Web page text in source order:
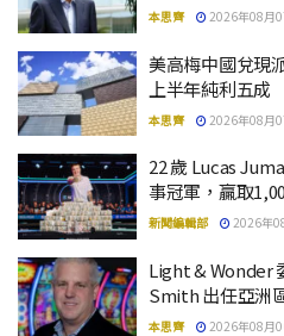
本思齊 2026年08月
美高梅中國兌現
上半年純利五成
本思齊 2026年08月
22 歲 Lucas
事冠軍，贏取
新聞編輯部 2026年
Light & Wonder
Smith 出任亞洲
本思齊 2026年08月